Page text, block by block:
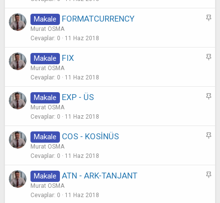
tS
t
Makale FORMATCURRENCY
Murat OSMA
Cevaplar 0 11 Haz 2018
S
t
Makale FIX
Murat OSMA
Cevaplar 0 11 Haz 2018
S
t
Makale EXP - ÜS
Murat OSMA
Cevaplar 0 11 Haz 2018
S
t
Makale COS - KOSİNÜS
Murat OSMA
Cevaplar 0 11 Haz 2018
S
Makale ATN - ARK-TANJANT
Murat OSMA
Cevaplar 0 11 Haz 2018